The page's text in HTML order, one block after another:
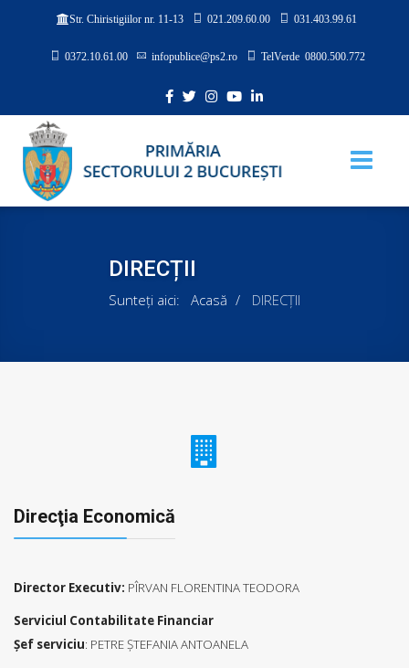
Str. Chiristigiilor nr. 11-13 021.209.60.00 031.403.99.61
0372.10.61.00 infopublice@ps2.ro TelVerde 0800.500.772
DIRECȚII
Sunteți aici: Acasă DIRECȚII
Direcţia Economică
Director Executiv: PÎRVAN FLORENTINA TEODORA
Serviciul Contabilitate Financiar
Şef serviciu: PETRE ŞTEFANIA ANTOANELA